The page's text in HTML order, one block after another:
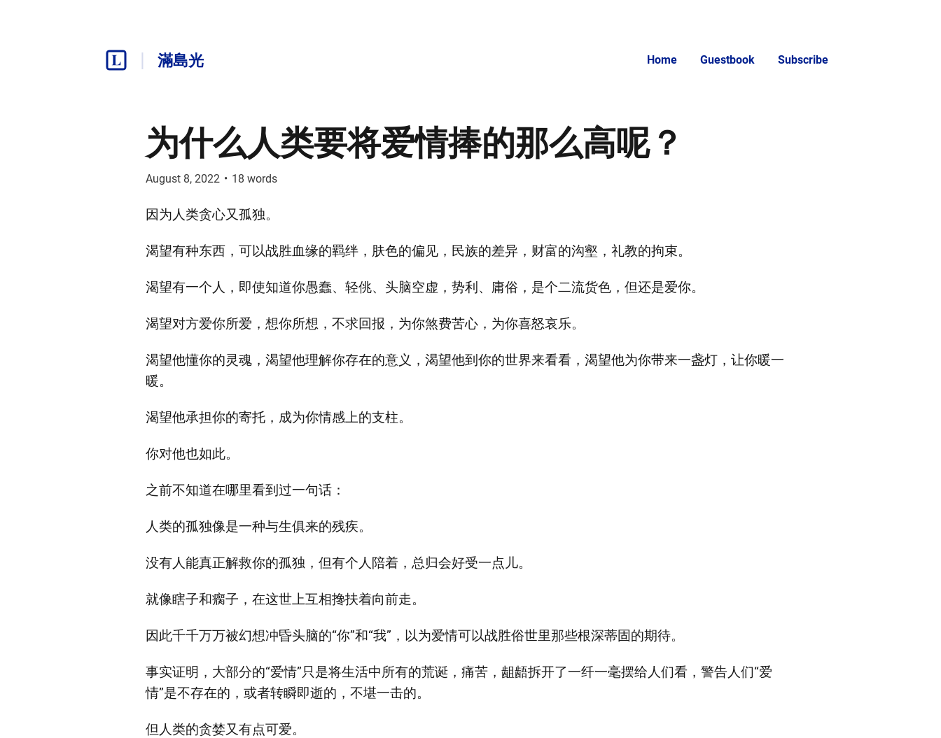
滿島光 Home Guestbook Subscribe
为什么人类要将爱情捧的那么高呢？
August 8, 2022 • 18 words
因为人类贪心又孤独。
渴望有种东西，可以战胜血缘的羁绊，肤色的偏见，民族的差异，财富的沟壑，礼教的拘束。
渴望有一个人，即使知道你愚蠢、轻佻、头脑空虚，势利、庸俗，是个二流货色，但还是爱你。
渴望对方爱你所爱，想你所想，不求回报，为你煞费苦心，为你喜怒哀乐。
渴望他懂你的灵魂，渴望他理解你存在的意义，渴望他到你的世界来看看，渴望他为你带来一盏灯，让你暖一
暖。
渴望他承担你的寄托，成为你情感上的支柱。
你对他也如此。
之前不知道在哪里看到过一句话：
人类的孤独像是一种与生俱来的残疾。
没有人能真正解救你的孤独，但有个人陪着，总归会好受一点儿。
就像瞎子和瘸子，在这世上互相搀扶着向前走。
因此千千万万被幻想冲昏头脑的“你”和“我”，以为爱情可以战胜俗世里那些根深蒂固的期待。
事实证明，大部分的“爱情”只是将生活中所有的荒诞，痛苦，龃龉拆开了一纤一毫摆给人们看，警告人们“爱
情”是不存在的，或者转瞬即逝的，不堪一击的。
但人类的贪婪又有点可爱。